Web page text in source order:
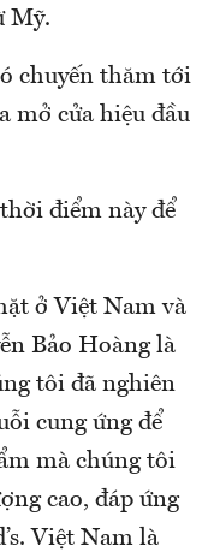
Mỹ.
chuyến thăm tới
mở cửa hiệu đầu
điểm này để
ở Việt Nam và
Bảo Hoàng là
tôi đã nghiên
cung ứng để
mà chúng tôi
cao, đáp ứng
Việt Nam là